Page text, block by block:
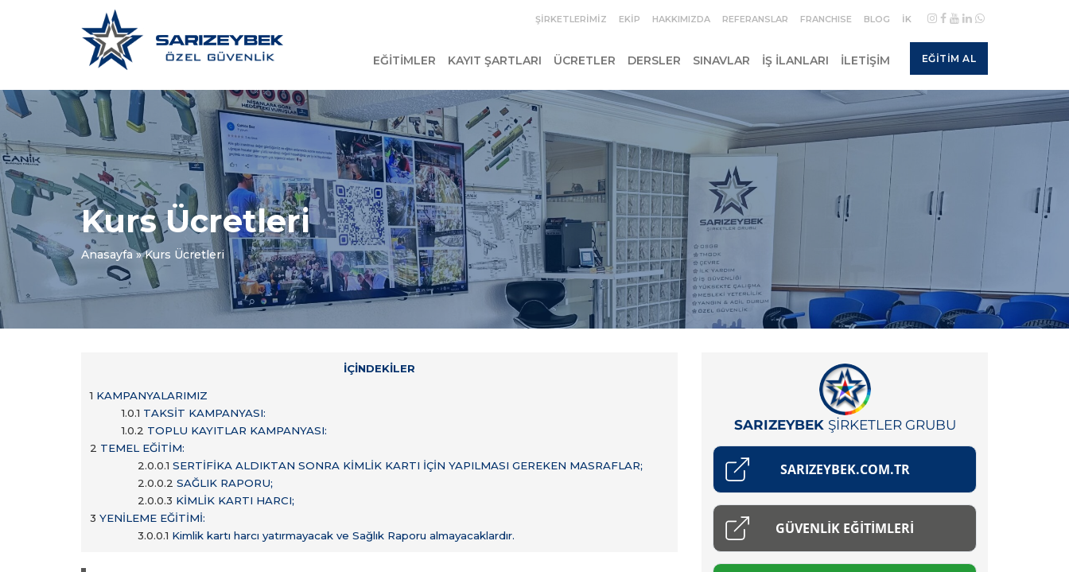
ŞIRKETLERIMIZ EKIP HAKKIMIZDA REFERANSLAR FRANCHISE BLOG İK
EĞITIMLER KAYIT ŞARTLARI ÜCRETLER DERSLER SINAVLAR İŞ İLANLARI İLETIŞIM EĞITIM AL
Kurs Ücretleri
Anasayfa»Kurs Ücretleri
İÇİNDEKİLER
1 KAMPANYALARIMIZ
1.0.1 TAKSİT KAMPANYASI:
1.0.2 TOPLU KAYITLAR KAMPANYASI:
2 TEMEL EĞİTİM:
2.0.0.1 SERTİFİKA ALDIKTAN SONRA KİMLİK KARTI İÇİN YAPILMASI GEREKEN MASRAFLAR;
2.0.0.2 SAĞLIK RAPORU;
2.0.0.3 KİMLİK KARTI HARCI;
3 YENİLEME EĞİTİMİ:
3.0.0.1 Kimlik kartı harcı yatırmayacak ve Sağlık Raporu almayacaklardır.